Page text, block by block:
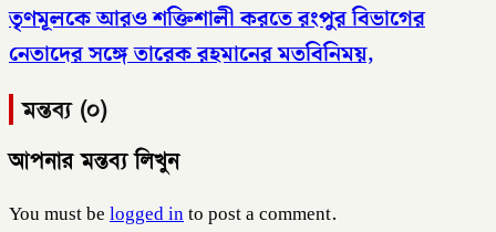
তৃণমূলকে আরও শক্তিশালী করতে রংপুর বিভাগের
নেতাদের সঙ্গে তারেক রহমানের মতবিনিময়,
মন্তব্য (০)
আপনার মন্তব্য লিখুন
You must belogged into post a comment.